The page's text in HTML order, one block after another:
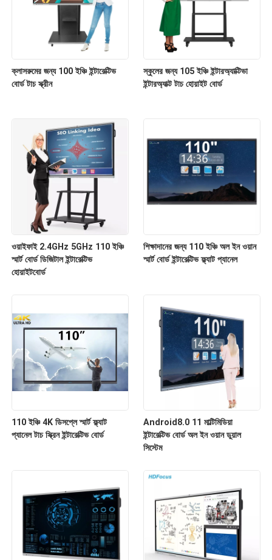
ক্লাসরুমের জন্য 100 ইঞ্চি ইন্টারেক্টিভ
বোর্ড টাচ স্ক্রীন
স্কুলের জন্য 105 ইঞ্চি ইন্টারঅ্যাক্টিভা
ইন্টারঅ্যাক্ট টাচ হোয়াইট বোর্ড
ওয়াইফাই 2.4GHz 5GHz 110 ইঞ্চি
স্মার্ট বোর্ড ডিজিটাল ইন্টারেক্টিভ
হোয়াইটবোর্ড
শিক্ষাদানের জন্য 110 ইঞ্চি অল ইন ওয়ান
স্মার্ট বোর্ড ইন্টারেক্টিভ ফ্ল্যাট প্যানেল
110 ইঞ্চি 4K ডিসপ্লে স্মার্ট ফ্ল্যাট
প্যানেল টাচ স্ক্রিন ইন্টারেক্টিভ বোর্ড
Android8.0 11 মাল্টিমিডিয়া
ইন্টারেক্টিভ বোর্ড অল ইন ওয়ান ডুয়াল
সিস্টেম